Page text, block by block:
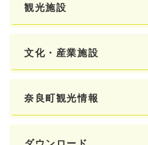
観光施設
文化・産業施設
奈良町観光情報